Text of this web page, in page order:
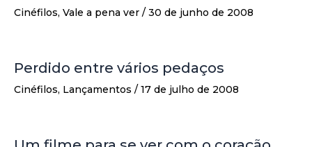
Cinéfilos, Vale a pena ver / 30 de junho de 2008
Perdido entre vários pedaços
Cinéfilos, Lançamentos / 17 de julho de 2008